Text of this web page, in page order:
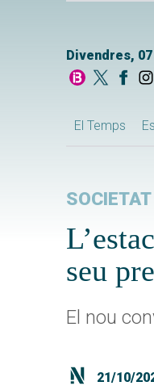
Divendres,
El Temps
SOCIETAT
seu
El nou
21/10/